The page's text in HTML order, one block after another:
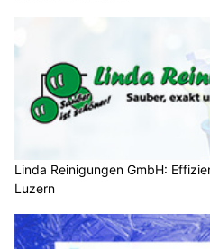
Linda Reinigungen GmbH:
Luzern